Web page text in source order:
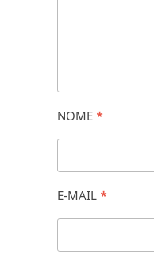
NOME *
E-MAIL *